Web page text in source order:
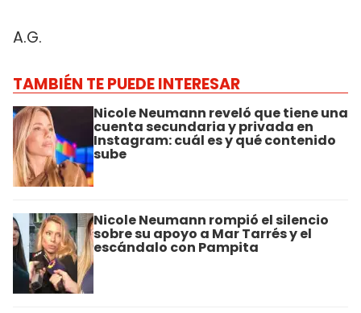
A.G.
TAMBIÉN TE PUEDE INTERESAR
Nicole Neumann reveló que tiene una
cuenta secundaria y privada en
Instagram: cuál es y qué contenido
sube
Nicole Neumann rompió el silencio
sobre su apoyo a Mar Tarrés y el
escándalo con Pampita